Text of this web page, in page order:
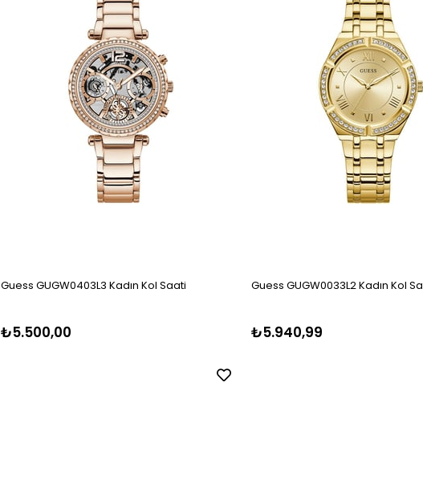
Guess GUGW0403L3 Kadın Kol Saati
₺5.500,00
Guess GUGW0033L2 Kadın Kol
₺5.940,99